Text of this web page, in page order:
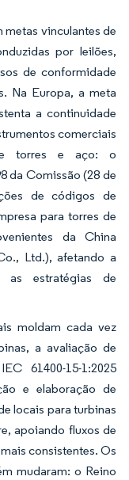
vinculantes de
por leilões,
de conformidade
Na Europa, a meta
a continuidade
comerciais
torres e aço: o
da Comissão (28 de
de códigos de
para torres de
da China
Ltd.), afetando a
as estratégias de
moldam cada vez
a avaliação de
61400-15-1:2025
e elaboração de
locais para turbinas
apoiando fluxos de
consistentes. Os
mudaram: o Reino